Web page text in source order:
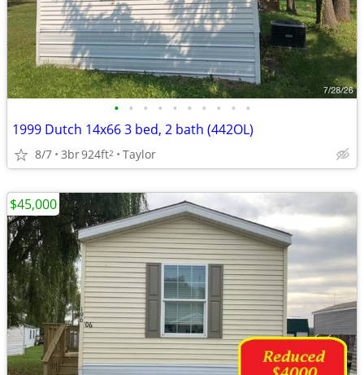
• • • • • • • • • •
1999 Dutch 14x66 3 bed, 2 bath (442OL)
8/7 3br924ft2 Taylor
$45,000